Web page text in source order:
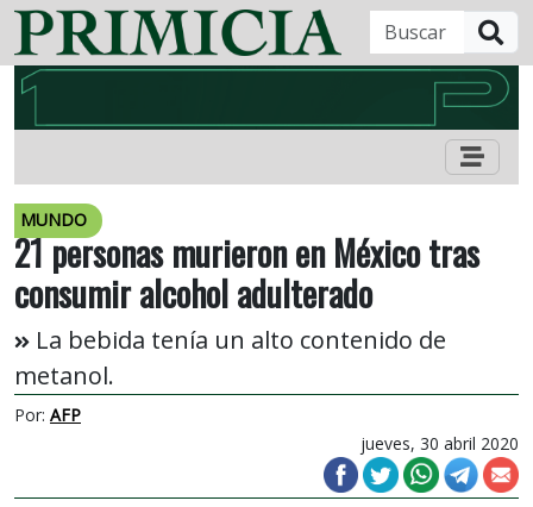
MUNDO
21 personas murieron en México tras
consumir alcohol adulterado
La bebida tenía un alto contenido de
metanol.
Por: AFP
jueves, 30 abril 2020